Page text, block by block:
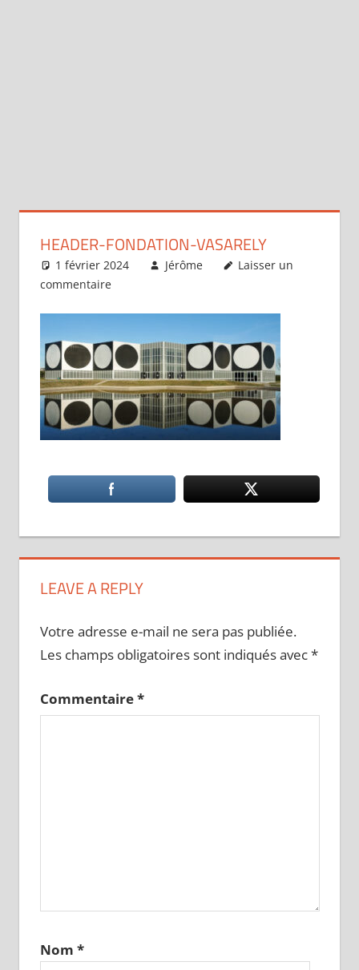
HEADER-FONDATION-VASARELY
1 février 2024 Jérôme
Laisser un
commentaire
LEAVE A REPLY
Votre adresse e-mail ne sera pas publiée.
Les champs obligatoires sont indiqués avec*
Commentaire*
Nom *